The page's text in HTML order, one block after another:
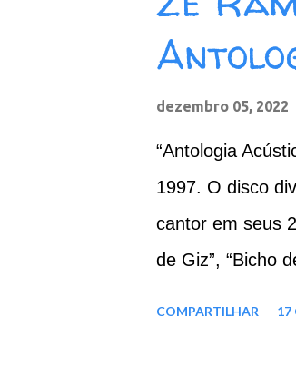
c
m
n
i
o
dezembro 05, 2022
“Antologia
1997. O disco
cantor em seus
de Giz”, “Bicho
COMPARTILHAR 17